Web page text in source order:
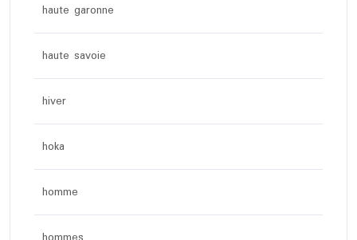
haute garonne
haute savoie
hiver
hoka
homme